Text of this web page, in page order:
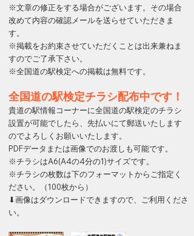
※文章の修正をする場合がございます。その場合
改めて内容の確認メールを送らせていただきま
す。
※掲載をお約束させていただくことは出来兼ねま
すのでご了承下さい。
※全国道の駅検定への掲載は無料です。
全国道の駅検定チラシ配布中です！
貴道の駅情報コーナーに全国道の駅検定のチラシ
設置が可能でしたら、先払いにて郵送いたします
のでよろしくお願いいたします。
PDFデータまたは画像でのお渡しも可能です。
※チラシはA6(A4の4分の1)サイズです。
※チラシの枚数は下のフォーマットからご指定く
ださい。（100枚から）
​⬇︎画像はダウンロードできますので、ご利用くださ
い。